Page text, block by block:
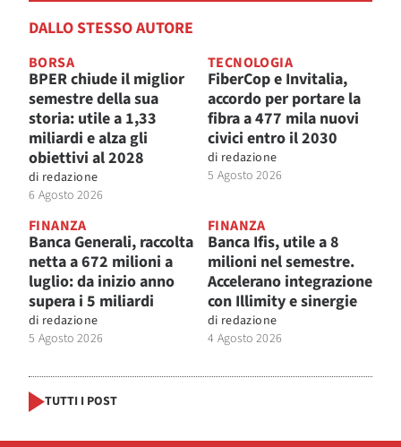
DALLO STESSO AUTORE
BORSA
BPER chiude il miglior
semestre della sua
storia: utile a 1,33
miliardi e alza gli
obiettivi al 2028
di redazione
6 Agosto 2026
TECNOLOGIA
FiberCop e Invitalia,
accordo per portare la
fibra a 477 mila nuovi
civici entro il 2030
di redazione
5 Agosto 2026
FINANZA
Banca Generali, raccolta
netta a 672 milioni a
luglio: da inizio anno
supera i 5 miliardi
di redazione
5 Agosto 2026
FINANZA
Banca Ifis, utile a 8
milioni nel semestre.
Accelerano integrazione
con Illimity e sinergie
di redazione
4 Agosto 2026
TUTTI I POST